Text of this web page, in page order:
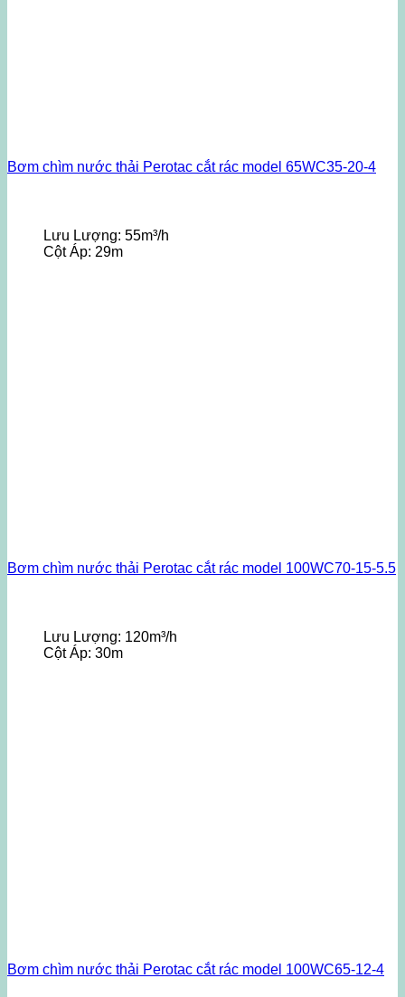
Bơm chìm nước thải Perotac cắt rác model 65WC35-20-4
Lưu Lượng: 55m³/h
Cột Áp: 29m
Bơm chìm nước thải Perotac cắt rác model 100WC70-15-5.5
Lưu Lượng: 120m³/h
Cột Áp: 30m
Bơm chìm nước thải Perotac cắt rác model 100WC65-12-4